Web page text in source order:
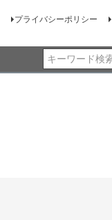
プライバシーポリシー